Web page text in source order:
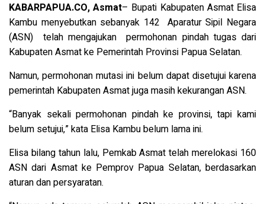
KABARPAPUA.CO, Asmat– Bupati Kabupaten Asmat Elisa
Kambu menyebutkan sebanyak 142 Aparatur Sipil Negara
(ASN) telah mengajukan permohonan pindah tugas dari
Kabupaten Asmat ke Pemerintah Provinsi Papua Selatan.
Namun, permohonan mutasi ini belum dapat disetujui karena
pemerintah Kabupaten Asmat juga masih kekurangan ASN.
“Banyak sekali permohonan pindah ke provinsi, tapi kami
belum setujui,” kata Elisa Kambu belum lama ini.
Elisa bilang tahun lalu, Pemkab Asmat telah merelokasi 160
ASN dari Asmat ke Pemprov Papua Selatan, berdasarkan
aturan dan persyaratan.